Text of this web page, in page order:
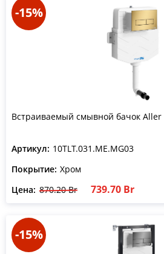
-15%
Встраиваемый смывной бачок Aller
Артикул: 10TLT.031.ME.MG03
Покрытие: Хром
Цена: 870.20 Br 739.70 Br
-15%